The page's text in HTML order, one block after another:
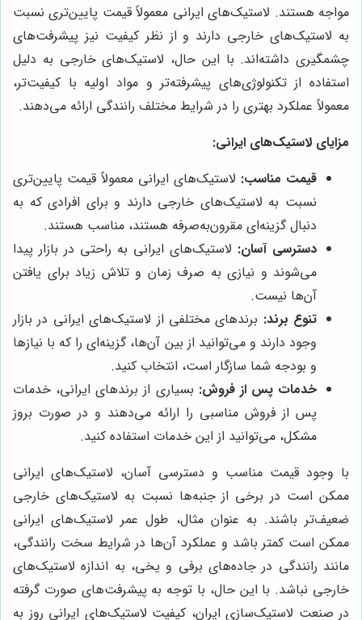
مواجه هستند. لاستیک‌های ایرانی معمولاً قیمت پایین‌تری نسبت
به لاستیک‌های خارجی دارند و از نظر کیفیت نیز پیشرفت‌های
چشمگیری داشته‌اند. با این حال، لاستیک‌های خارجی به دلیل
استفاده از تکنولوژی‌های پیشرفته‌تر و مواد اولیه با کیفیت‌تر،
معمولاً عملکرد بهتری را در شرایط مختلف رانندگی ارائه می‌دهند.
مزایای لاستیک‌های ایرانی:
قیمت مناسب: لاستیک‌های ایرانی معمولاً قیمت پایین‌تری
نسبت به لاستیک‌های خارجی دارند و برای افرادی که به
دنبال گزینه‌ای مقرون‌به‌صرفه هستند، مناسب هستند.
دسترسی آسان: لاستیک‌های ایرانی به راحتی در بازار پیدا
می‌شوند و نیازی به صرف زمان و تلاش زیاد برای یافتن
آن‌ها نیست.
تنوع برند: برندهای مختلفی از لاستیک‌های ایرانی در بازار
وجود دارند و می‌توانید از بین آن‌ها، گزینه‌ای را که با نیازها
و بودجه شما سازگار است، انتخاب کنید.
خدمات پس از فروش: بسیاری از برندهای ایرانی، خدمات
پس از فروش مناسبی را ارائه می‌دهند و در صورت بروز
مشکل، می‌توانید از این خدمات استفاده کنید.
با وجود قیمت مناسب و دسترسی آسان، لاستیک‌های ایرانی
ممکن است در برخی از جنبه‌ها نسبت به لاستیک‌های خارجی
ضعیف‌تر باشند. به عنوان مثال، طول عمر لاستیک‌های ایرانی
ممکن است کمتر باشد و عملکرد آن‌ها در شرایط سخت رانندگی،
مانند رانندگی در جاده‌های برفی و یخی، به اندازه لاستیک‌های
خارجی نباشد. با این حال، با توجه به پیشرفت‌های صورت گرفته
در صنعت لاستیک‌سازی ایران، کیفیت لاستیک‌های ایرانی روز به